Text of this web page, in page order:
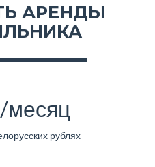
АРЕНДЫ
месяц
рублях